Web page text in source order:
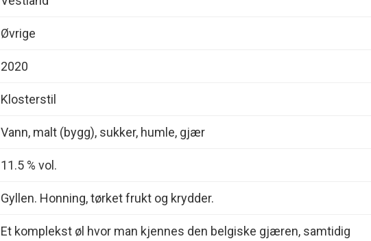
Øvrige
2020
Klosterstil
Vann, malt (bygg), sukker, humle, gjær
11.5 % vol.
Gyllen. Honning, tørket frukt og krydder.
Et komplekst øl hvor man kjennes den belgiske gjæren, samtidig